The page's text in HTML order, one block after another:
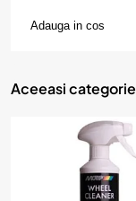
Adauga in cos
Aceeasi categorie